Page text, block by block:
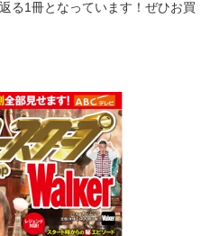
る1冊となっています！ぜひお買